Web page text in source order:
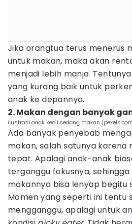
Jika orangtua terus menerus
untuk makan, maka akan
menjadi lebih manja.
yang kurang baik untuk
anak ke depannya.
2. Makan dengan banyak
ilustrasi anak kecil sedang makan
Ada banyak penyebab
makan, salah satunya karena
tepat. Apalagi anak-anak
terganggu fokusnya,
makannya bisa lenyap begitu
Momen yang seperti ini tentu
mengganggu, apalagi untuk